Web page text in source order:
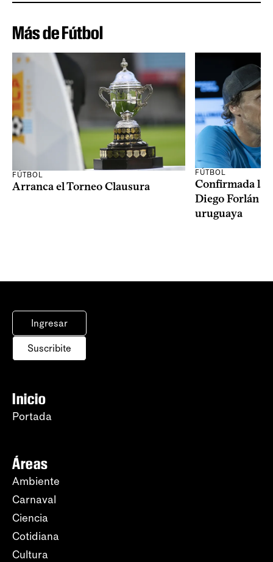
Más de Fútbol
FÚTBOL
Arranca el Torneo Clausura
FÚTBOL
Confirmada la
Diego Forlán
uruguaya
Ingresar
Suscribite
Inicio
Portada
Áreas
Ambiente
Carnaval
Ciencia
Cotidiana
Cultura